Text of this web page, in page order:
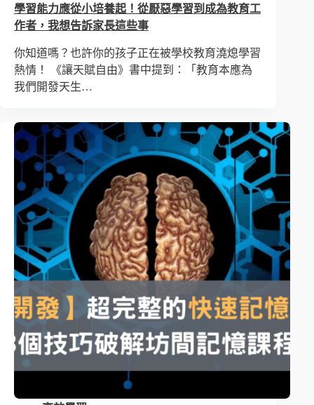
學習能力應從小培養起！從厭惡學習到成為教育工
作者，我想告訴家長這些事
你知道嗎？也許你的孩子正在被學校教育澆熄學習
熱情！ 《讓天賦自由》書中提到：「教育本應為
我們開發天生…